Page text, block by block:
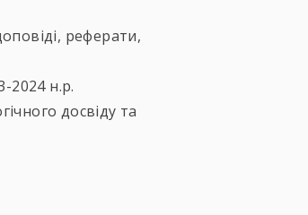
реферати,
2024 н.р.
досвіду та